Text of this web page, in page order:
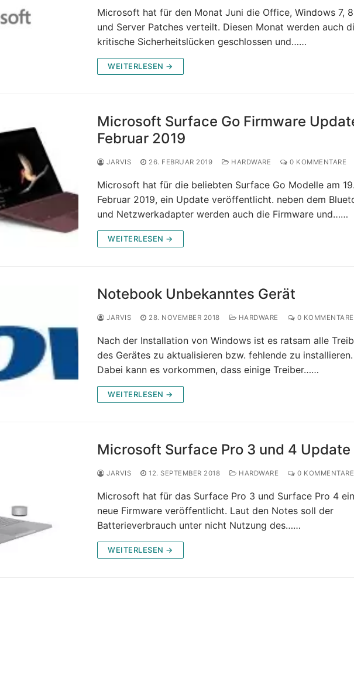
Microsoft hat für den Monat Juni die Office, Windows 7,
und Server Patches verteilt. Diesen Monat werden auch
kritische Sicherheitslücken geschlossen und……
WEITERLESEN →
Microsoft Surface Go Firmware
Februar 2019
JARVIS 26. FEBRUAR 2019 HARDWARE 0 KOMMENTARE
Microsoft hat für die beliebten Surface Go Modelle am
Februar 2019, ein Update veröffentlicht. neben dem
und Netzwerkadapter werden auch die Firmware und……
WEITERLESEN →
Notebook Unbekanntes Gerät
JARVIS 28. NOVEMBER 2018 HARDWARE 0 KOMMENTARE
Nach der Installation von Windows ist es ratsam alle
des Gerätes zu aktualisieren bzw. fehlende zu installieren.
Dabei kann es vorkommen, dass einige Treiber……
WEITERLESEN →
Microsoft Surface Pro 3 und 4 Update
JARVIS 12. SEPTEMBER 2018 HARDWARE 0 KOMMENTARE
Microsoft hat für das Surface Pro 3 und Surface Pro 4
neue Firmware veröffentlicht. Laut den Notes soll der
Batterieverbrauch unter nicht Nutzung des……
WEITERLESEN →